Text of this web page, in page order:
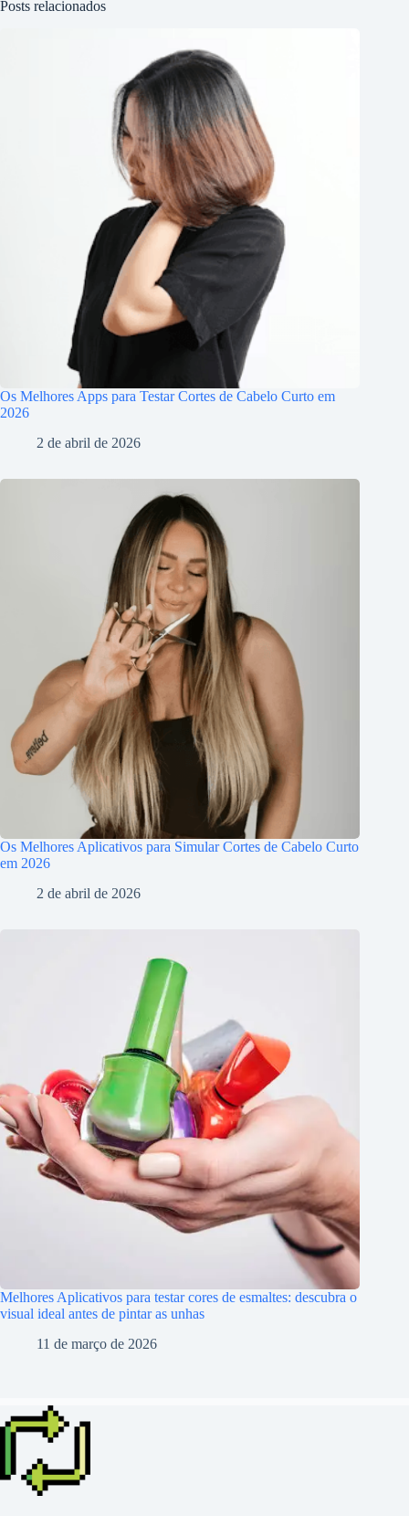
Posts relacionados
Os Melhores Apps para Testar Cortes de Cabelo Curto em
2026
2 de abril de 2026
Os Melhores Aplicativos para Simular Cortes de Cabelo Curto
em 2026
2 de abril de 2026
Melhores Aplicativos para testar cores de esmaltes: descubra o
visual ideal antes de pintar as unhas
11 de março de 2026